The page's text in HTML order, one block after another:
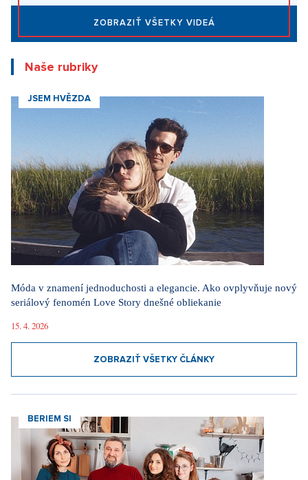
ZOBRAZIŤ VŠETKY VIDEÁ
Naše rubriky
JSEM HVĚZDA
Móda v znamení jednoduchosti a elegancie. Ako ovplyvňuje nový
seriálový fenomén Love Story dnešné obliekanie
15. 4. 2026
ZOBRAZIŤ VŠETKY ČLÁNKY
BERIEM SI